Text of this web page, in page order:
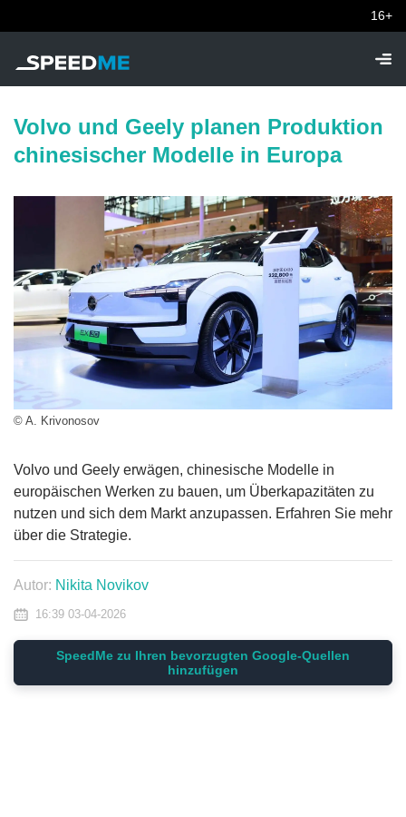
16+
Volvo und Geely planen Produktion
chinesischer Modelle in Europa
© A. Krivonosov
Volvo und Geely erwägen, chinesische Modelle in
europäischen Werken zu bauen, um Überkapazitäten zu
nutzen und sich dem Markt anzupassen. Erfahren Sie mehr
über die Strategie.
Autor: Nikita Novikov
16:39 03-04-2026
SpeedMe zu Ihren bevorzugten Google-Quellen
hinzufügen